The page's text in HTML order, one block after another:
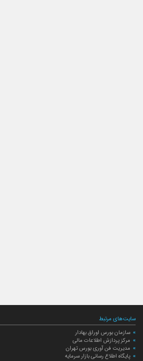
سایت‌های مرتبط
سازمان بورس اوراق بهادار
مرکز پردازش اطلاعات مالی
مدیریت فن آوری بورس تهران
پایگاه اطلاع رسانی بازار سرمایه